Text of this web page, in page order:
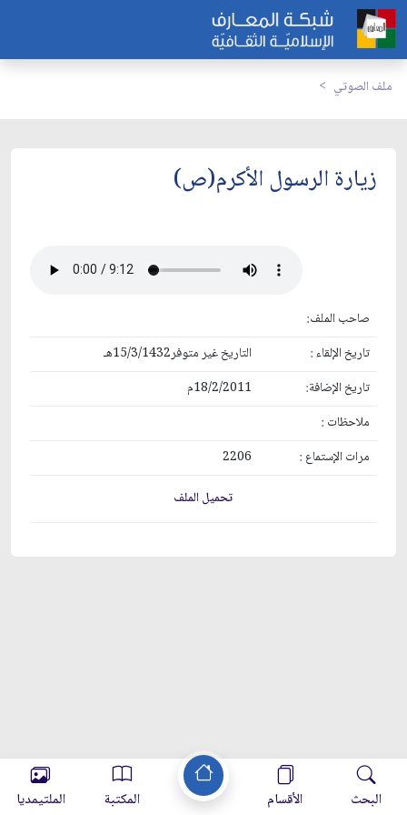
ملف الصوتي
زيارة الرسول الأكرم(ص)
صاحب الملف:
تاريخ الإلقاء :
التاريخ غير متوفر15/3/1432هـ
تاريخ الإضافة:
18/2/2011م
ملاحظات :
مرات الإستماع :
2206
تحميل الملف
البحث الأقسام المكتبة الملتيمديا